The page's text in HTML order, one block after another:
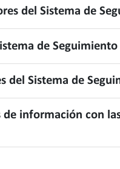
del Sistema de
de Seguimiento
del Sistema de
información con